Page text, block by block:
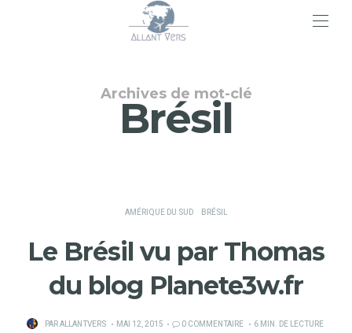
Archives de mot-clé
Brésil
AMÉRIQUE DU SUD BRÉSIL
Le Brésil vu par Thomas
du blog Planete3w.fr
PARALLANTVERS
PUBLIÉ
MAI 12, 2015 0 COMMENTAIRE 6 MIN. DE LECTURE